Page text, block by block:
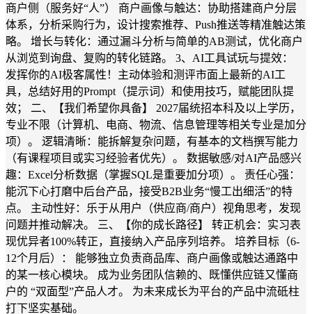
商户侧（服务好“人”） 商户画像与触达：协助搭建商户分层
体系，分析采购行为，设计搜索推荐、Push推送等精准触达策
略。 增长与转化：通过漏斗分析与简单的AB测试，优化商户
从浏览到询盘、复购的转化链路。 3、AI工具试玩与提效：
发挥你的AI极客属性！主动体验和测评市面上最新的AI工
具，总结好用的Prompt（提示词）和使用技巧，赋能团队提
效； 二、【我们希望你具备】 2027届统招本科及以上学历，
专业不限（计算机、电商、物流、信息管理等相关专业是加分
项）。 逻辑清晰：能拆解复杂问题，有基本的文档撰写能力
（有课程项目或实习经验者优先）。 数据敏感/对AI产品感兴
趣：Excel分析数据（掌握SQL是重要加分项）。 责任心强：
能沉下心打磨中后台产品，接受B2B业务“慢工出细活”的特
点。 主动性好：乐于从用户（供应商/商户）视角思考，发现
问题并推动解决。 三、【你的成长路径】 转正机会：实习表
现优异者100%转正，直接纳入产品序列培养。 培养目标（6-
12个月后）： 能够独立负责商品库、商户画像或触达通路中
的某一核心模块。 成为业务团队信赖的、既懂供应链又懂商
户的 “双面型”产品人才。 为未来成长为平台的产品中流砥柱
打下坚实基础。